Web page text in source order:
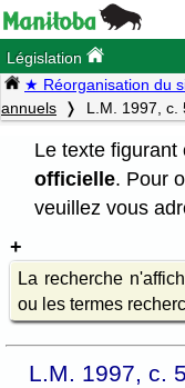
Législation
★ Réorganisation du
annuels
L.M. 1997, c.
Le texte figurant
officielle. Pour
veuillez vous
La recherche
ou les termes
L.M. 1997, c.